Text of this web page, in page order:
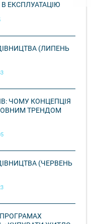
ЕКСПЛУАТАЦІЮ
(ЛИПЕНЬ
ЧОМУ КОНЦЕПЦІЯ
ТРЕНДОМ
(ЧЕРВЕНЬ